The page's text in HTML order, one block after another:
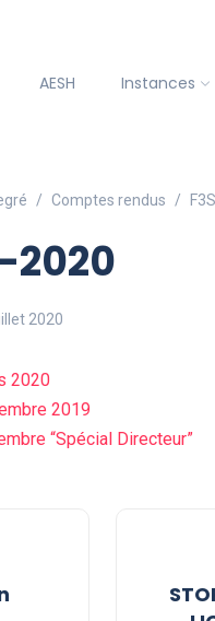
AESH Instances
Comptes rendus
2020
2020
2020
2019
“Spécial Directeur”